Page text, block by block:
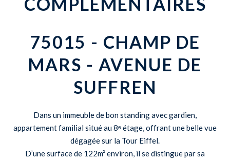
75015 - CHAMP DE
MARS - AVENUE DE
SUFFREN
Dans un immeuble de bon standing avec gardien,
appartement familial situé au 8ᵉ étage, offrant une belle vue
dégagée sur la Tour Eiffel.
D’une surface de 122m² environ, il se distingue par sa